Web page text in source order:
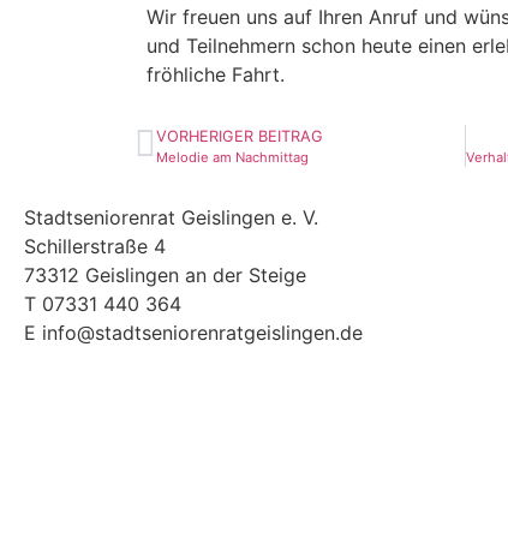
Wir freuen uns auf Ihren Anruf und
und Teilnehmern schon heute einen
fröhliche Fahrt.
VORHERIGER BEITRAG
Melodie am Nachmittag
Stadtseniorenrat Geislingen e. V.
Schillerstraße 4
73312 Geislingen an der Steige
T 07331 440 364
E info@stadtseniorenratgeislingen.de